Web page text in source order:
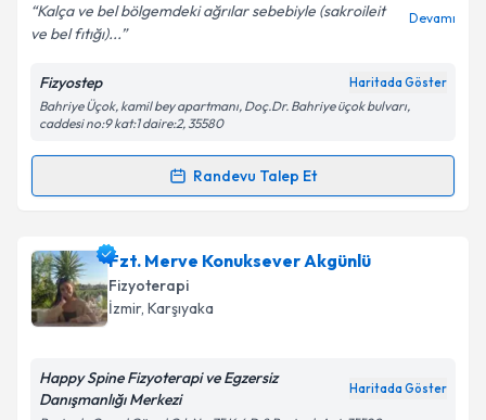
Kalça ve bel bölgemdeki ağrılar sebebiyle (sakroileit
ve bel fıtığı)...
Devamı
Fizyostep Haritada Göster
Bahriye Üçok, kamil bey apartmanı, Doç.Dr. Bahriye üçok bulvarı,
caddesi no:9 kat:1 daire:2, 35580
Randevu Talep Et
Randevu Takvimi Talebi
Fzt. Gizem Bolat için randevu takvimi talebi
oluşturun. Size bu uzmandan randevu almanız için bir
takvim hazırlandığında e-posta ile bilgilendireceğiz.
Fzt. Merve Konuksever Akgünlü
Fizyoterapi
İzmir, Karşıyaka
Happy Spine Fizyoterapi ve Egzersiz
Danışmanlığı Merkezi
Haritada Göster